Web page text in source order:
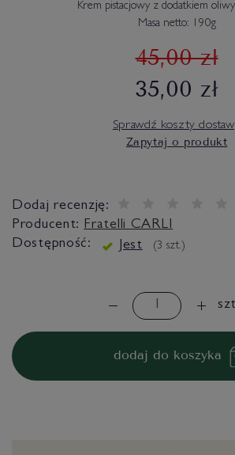
Krem pistacjowy z dodatkiem
Masa netto: 190g
45,00 zł
35,00 zł
Sprawdź koszty
Zapytaj o produkt
Dodaj recenzję:
Producent: Fratelli CARLI
Dostępność:
Jest (3 szt.)
dodaj do koszyka